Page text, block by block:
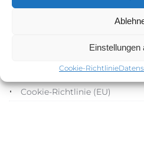
Einstellungen
Cookie-Richtlinie
AGB (Allgemeine
Datenschutz
Cookie-Richtlinie (EU)